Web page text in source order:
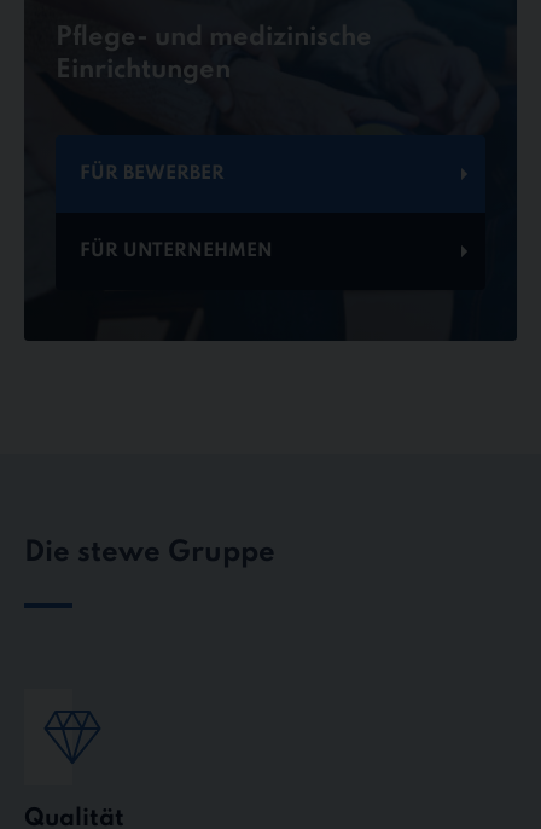
Pflege- und medizinische
Einrichtungen
FÜR BEWERBER
FÜR UNTERNEHMEN
Die stewe Gruppe
Qualität